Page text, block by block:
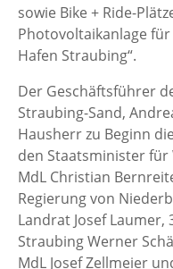
sowie Bike + Ride-
Photovoltaikanlage
Hafen Straubing“.
Der Geschäftsführer
Straubing-Sand,
Hausherr zu Beginn
den Staatsminister für
MdL Christian
Regierung von
Landrat Josef
Straubing Werner
MdL Josef Zellmeier